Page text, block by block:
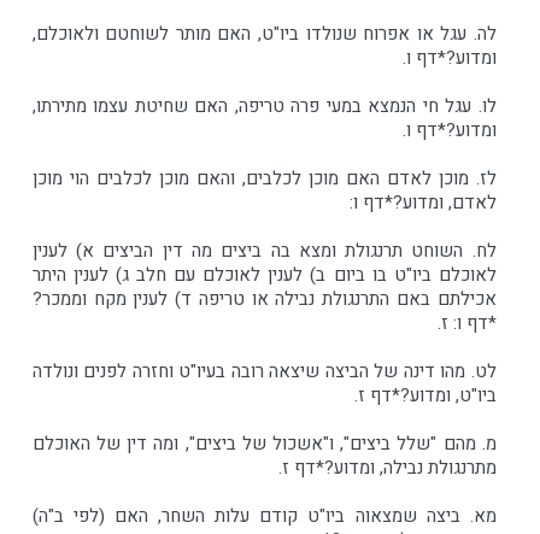
לה. עגל או אפרוח שנולדו ביו"ט, האם מותר לשוחטם ולאוכלם,
ומדוע?*דף ו.
לו. עגל חי הנמצא במעי פרה טריפה, האם שחיטת עצמו מתירתו,
ומדוע?*דף ו.
לז. מוכן לאדם האם מוכן לכלבים, והאם מוכן לכלבים הוי מוכן
לאדם, ומדוע?*דף ו:
לח. השוחט תרנגולת ומצא בה ביצים מה דין הביצים א) לענין
לאוכלם ביו"ט בו ביום ב) לענין לאוכלם עם חלב ג) לענין היתר
אכילתם באם התרנגולת נבילה או טריפה ד) לענין מקח וממכר?
*דף ו: ז.
לט. מהו דינה של הביצה שיצאה רובה בעיו"ט וחזרה לפנים ונולדה
ביו"ט, ומדוע?*דף ז.
מ. מהם "שלל ביצים", ו"אשכול של ביצים", ומה דין של האוכלם
מתרנגולת נבילה, ומדוע?*דף ז.
מא. ביצה שמצאוה ביו"ט קודם עלות השחר, האם (לפי ב"ה)